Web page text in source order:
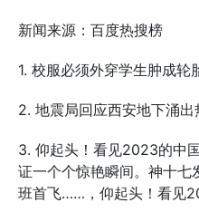
新闻来源：百度热搜榜
1. 校服必须外穿学生肿成轮
2. 地震局回应西安地下涌出
3. 仰起头！看见2023的中
证一个个惊艳瞬间。神十七
班首飞……，仰起头！看见